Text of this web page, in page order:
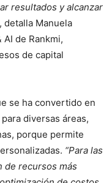
resultados y alcanzar
, detalla Manuela
de Rankmi,
de capital
se ha convertido en
diversas áreas,
porque permite
“Para las
de recursos más